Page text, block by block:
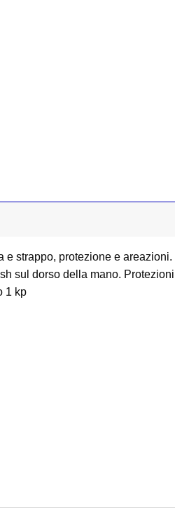
strappo, protezione e
sul dorso della mano.
1 kp